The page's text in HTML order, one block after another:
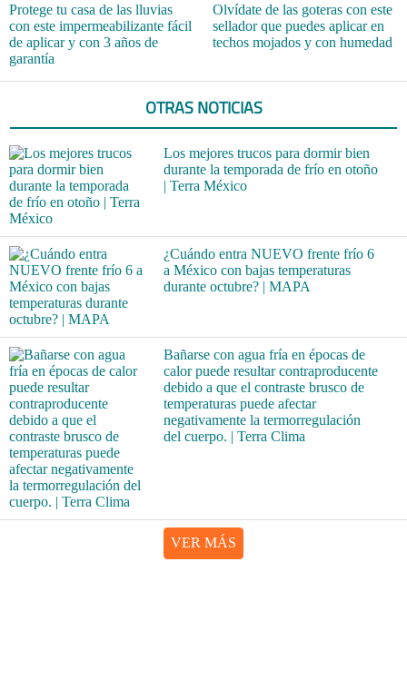
Protege tu casa de las lluvias
con este impermeabilizante fácil
de aplicar y con 3 años de
garantía
Olvídate de las goteras con este
sellador que puedes aplicar en
techos mojados y con humedad
OTRAS NOTICIAS
Los mejores trucos para dormir bien
durante la temporada de frío en otoño
| Terra México
¿Cuándo entra NUEVO frente frío 6
a México con bajas temperaturas
durante octubre? | MAPA
Bañarse con agua fría en épocas de
calor puede resultar contraproducente
debido a que el contraste brusco de
temperaturas puede afectar
negativamente la termorregulación
del cuerpo. | Terra Clima
VER MÁS